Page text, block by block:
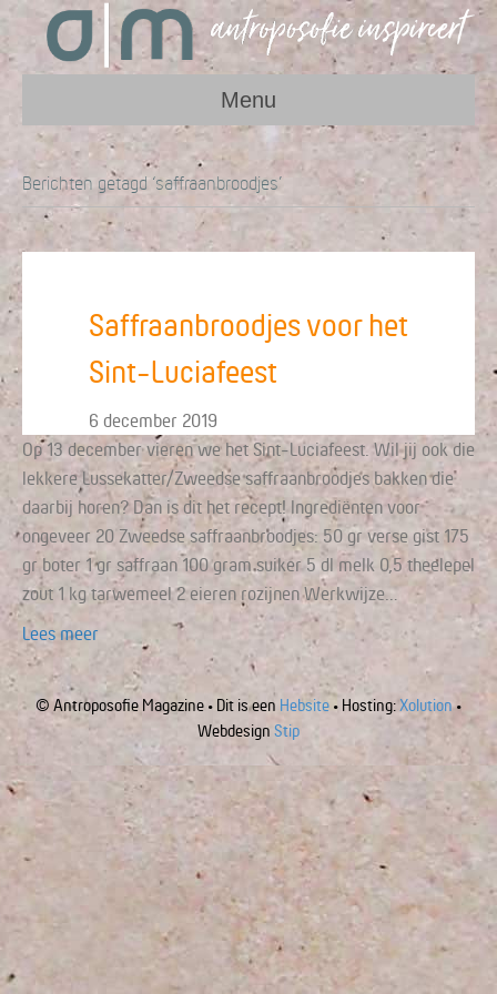
Menu
Berichten getagd ‘saffraanbroodjes’
Saffraanbroodjes voor het
Sint-Luciafeest
6 december 2019
Op 13 december vieren we het Sint-Luciafeest. Wil jij ook die
lekkere Lussekatter/Zweedse saffraanbroodjes bakken die
daarbij horen? Dan is dit het recept! Ingrediënten voor
ongeveer 20 Zweedse saffraanbroodjes: 50 gr verse gist 175
gr boter 1 gr saffraan 100 gram suiker 5 dl melk 0,5 theelepel
zout 1 kg tarwemeel 2 eieren rozijnen Werkwijze…
Lees meer
© Antroposofie Magazine • Dit is een Hebsite • Hosting:Xolution•
Webdesign Stip